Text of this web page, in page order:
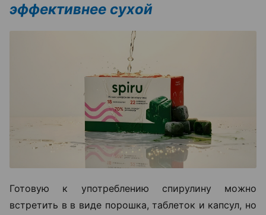
эффективнее сухой
Готовую к употреблению спирулину можно
встретить в в виде порошка, таблеток и капсул, но